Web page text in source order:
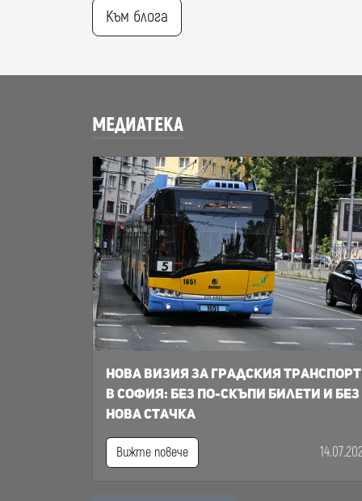
Към блога
МЕДИАТЕКА
Нова визия за градския транспорт
в София: Без по-скъпи билети и без
нова стачка
Вижте повече